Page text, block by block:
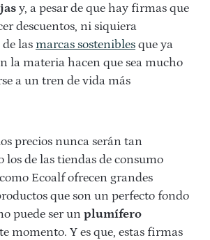
y, a pesar de que hay firmas que
descuentos, ni siquiera
las marcas sostenibles que ya
la materia hacen que sea mucho
a un tren de vida más
precios nunca serán tan
los de las tiendas de consumo
Ecoalf ofrecen grandes
que son un perfecto fondo
puede ser un plumífero
momento. Y es que, estas firmas